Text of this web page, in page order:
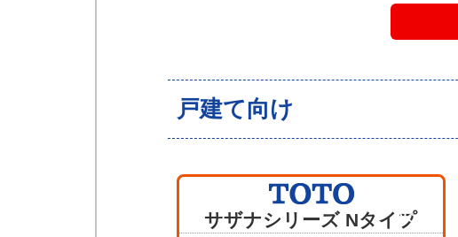
戸建て向け
サザナシリーズ Nタイプ
No.1